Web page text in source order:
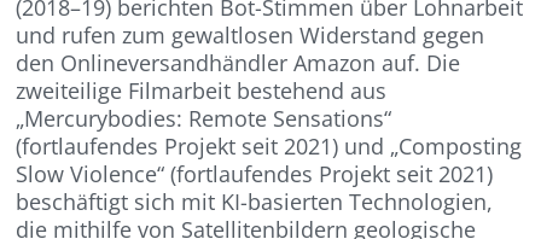
(2018–19) berichten Bot-Stimmen über Lohnarbeit
und rufen zum gewaltlosen Widerstand gegen
den Onlineversandhändler Amazon auf. Die
zweiteilige Filmarbeit bestehend aus
„Mercurybodies: Remote Sensations“
(fortlaufendes Projekt seit 2021) und „Composting
Slow Violence“ (fortlaufendes Projekt seit 2021)
beschäftigt sich mit KI-basierten Technologien,
die mithilfe von Satellitenbildern geologische